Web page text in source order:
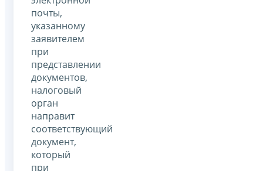
почты,
указанному
заявителем
при
представлении
документов,
налоговый
орган
направит
соответствующий
документ,
который
при